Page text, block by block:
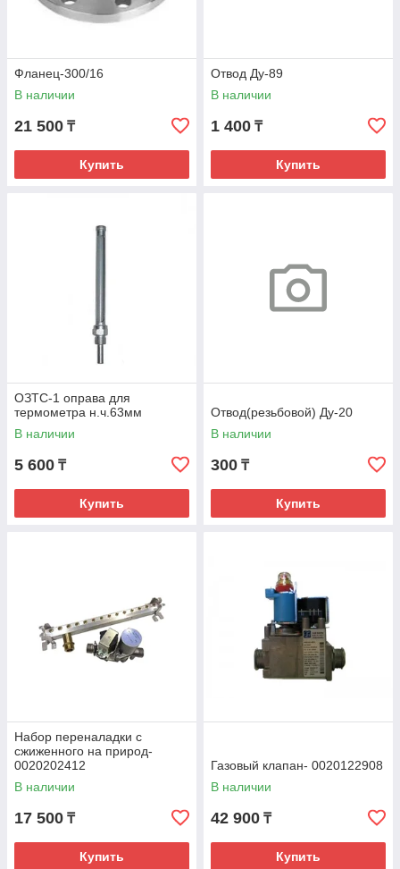
Фланец-300/16
В наличии
21 500 ₸
Купить
Отвод Ду-89
В наличии
1 400 ₸
Купить
ОЗТС-1 оправа для
термометра н.ч.63мм
В наличии
5 600 ₸
Купить
Отвод(резьбовой) Ду-20
В наличии
300 ₸
Купить
Набор переналадки с
сжиженного на природ-
0020202412
В наличии
17 500 ₸
Купить
Газовый клапан- 0020122908
В наличии
42 900 ₸
Купить